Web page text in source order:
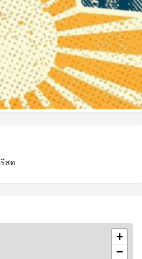
รับเส้นทาง ฝากความคิดเห็น
สด
+
−